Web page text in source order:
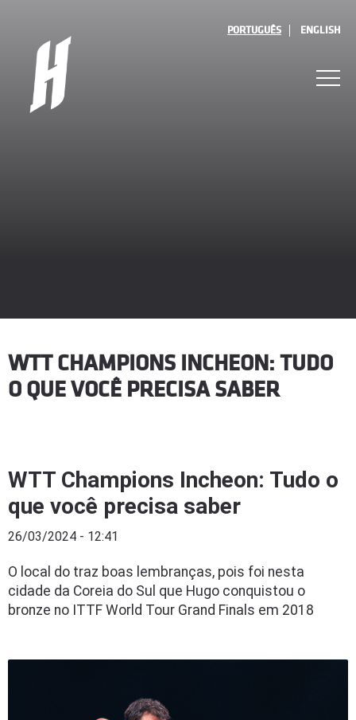
PORTUGUÊS ENGLISH
WTT CHAMPIONS INCHEON: TUDO
O QUE VOCÊ PRECISA SABER
WTT Champions Incheon: Tudo o
que você precisa saber
26/03/2024 - 12:41
O local do traz boas lembranças, pois foi nesta
cidade da Coreia do Sul que Hugo conquistou o
bronze no ITTF World Tour Grand Finals em 2018